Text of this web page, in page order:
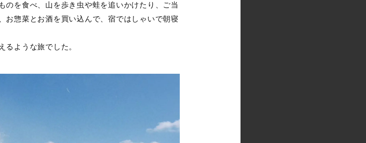
のを食べ、山を歩き虫や蛙を追いかけたり、ご当
お惣菜とお酒を買い込んで、宿ではしゃいで朝寝
るような旅でした。